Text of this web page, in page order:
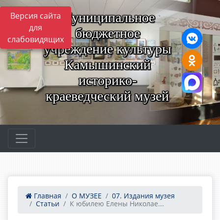
Версия сайта
для
слабовидящих
Муниципальное
бюджетное
учреждение культуры
Камышинский
историко-
краеведческий музей
Главная О МУЗЕЕ
07. Издания музея
Статьи
К юбилею Елены Николае...